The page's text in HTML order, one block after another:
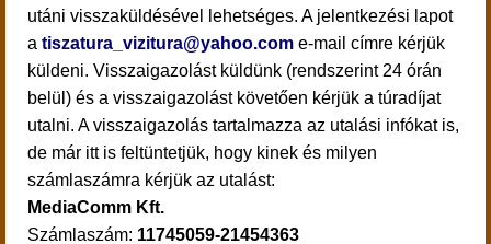
utáni visszaküldésével lehetséges. A jelentkezési lapot
a tiszatura_vizitura@yahoo.com e-mail címre kérjük
küldeni. Visszaigazolást küldünk (rendszerint 24 órán
belül) és a visszaigazolást követően kérjük a túradíjat
utalni. A visszaigazolás tartalmazza az utalási infókat is,
de már itt is feltüntetjük, hogy kinek és milyen
számlaszámra kérjük az utalást:
MediaComm Kft.
Számlaszám: 11745059-21454363